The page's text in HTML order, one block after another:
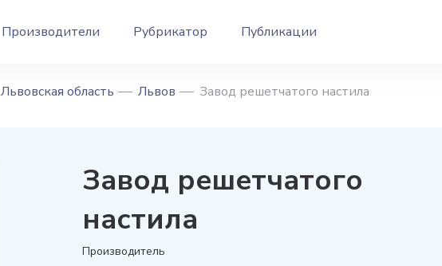
Производители Рубрикатор Публикации
Львовская область Львов Завод решетчатого настила
Завод решетчатого
настила
Производитель